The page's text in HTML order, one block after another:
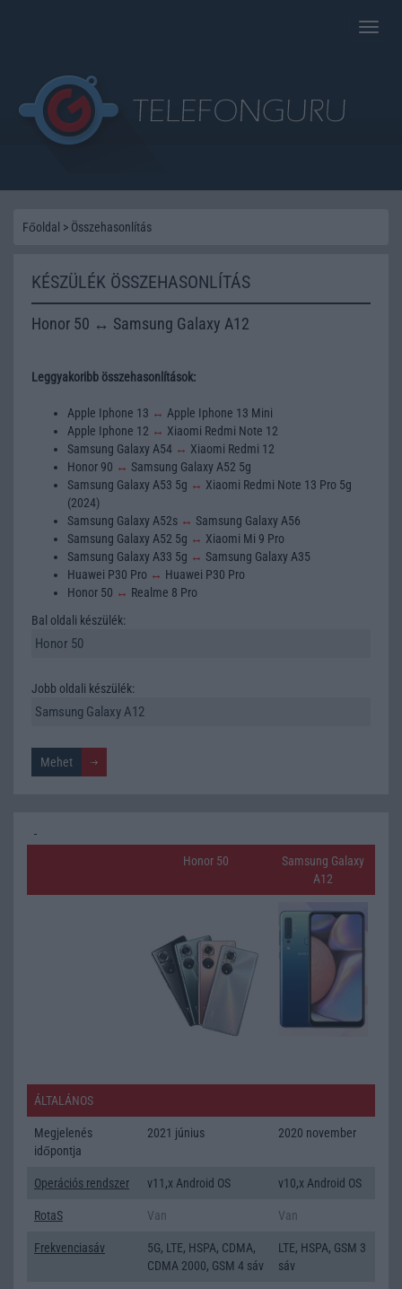
Toggle
Főoldal > Összehasonlítás
KÉSZÜLÉK ÖSSZEHASONLÍTÁS
Honor 50 ↔ Samsung Galaxy A12
Leggyakoribb összehasonlítások:
Apple Iphone 13 ↔ Apple Iphone 13 Mini
Apple Iphone 12 ↔ Xiaomi Redmi Note 12
Samsung Galaxy A54 ↔ Xiaomi Redmi 12
Honor 90 ↔ Samsung Galaxy A52 5g
Samsung Galaxy A53 5g ↔ Xiaomi Redmi Note 13 Pro 5g
(2024)
Samsung Galaxy A52s ↔ Samsung Galaxy A56
Samsung Galaxy A52 5g ↔ Xiaomi Mi 9 Pro
Samsung Galaxy A33 5g ↔ Samsung Galaxy A35
Huawei P30 Pro ↔ Huawei P30 Pro
Honor 50 ↔ Realme 8 Pro
Bal oldali készülék:
Jobb oldali készülék:
Honor 50
Samsung Galaxy
A12
ÁLTALÁNOS
Megjelenés
időpontja
2021 június 2020 november
Operációs rendszer v11,x Android OS v10,x Android OS
RotaS Van Van
Frekvenciasáv
5G, LTE, HSPA, CDMA,
CDMA 2000, GSM 4 sáv
LTE, HSPA, GSM 3
sáv